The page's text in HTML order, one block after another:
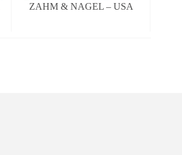
ZAHM & NAGEL – USA